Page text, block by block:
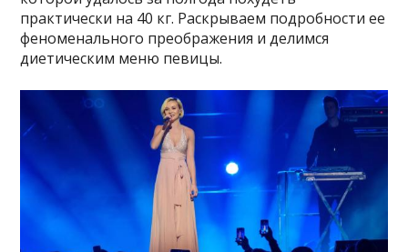
практически на 40 кг. Раскрываем подробности ее
феноменального преображения и делимся
диетическим меню певицы.